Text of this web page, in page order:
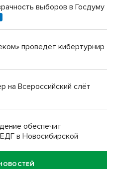
за избиение врачей
с женой вошли в топ-16
в Искитиме
выборов в Госдуму
проведет кибертурнир
на Всероссийский слёт
обеспечит
в Новосибирской